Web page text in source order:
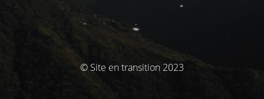
© Site en transition 2023